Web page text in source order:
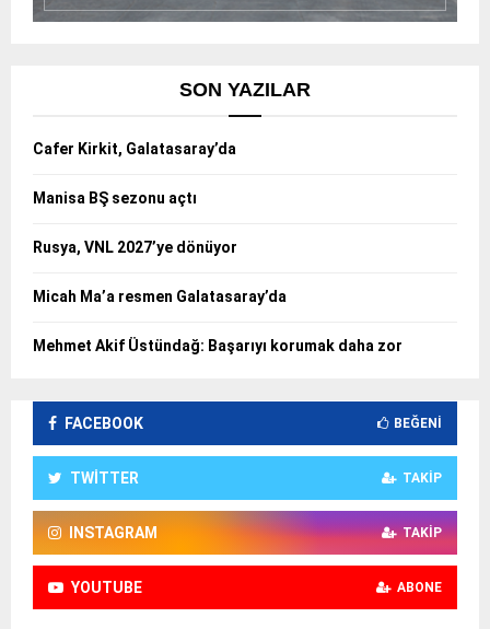
SON YAZILAR
Cafer Kirkit, Galatasaray’da
Manisa BŞ sezonu açtı
Rusya, VNL 2027’ye dönüyor
Micah Ma’a resmen Galatasaray’da
Mehmet Akif Üstündağ: Başarıyı korumak daha zor
FACEBOOK BEĞENI
TWITTER TAKIP
INSTAGRAM TAKIP
YOUTUBE ABONE